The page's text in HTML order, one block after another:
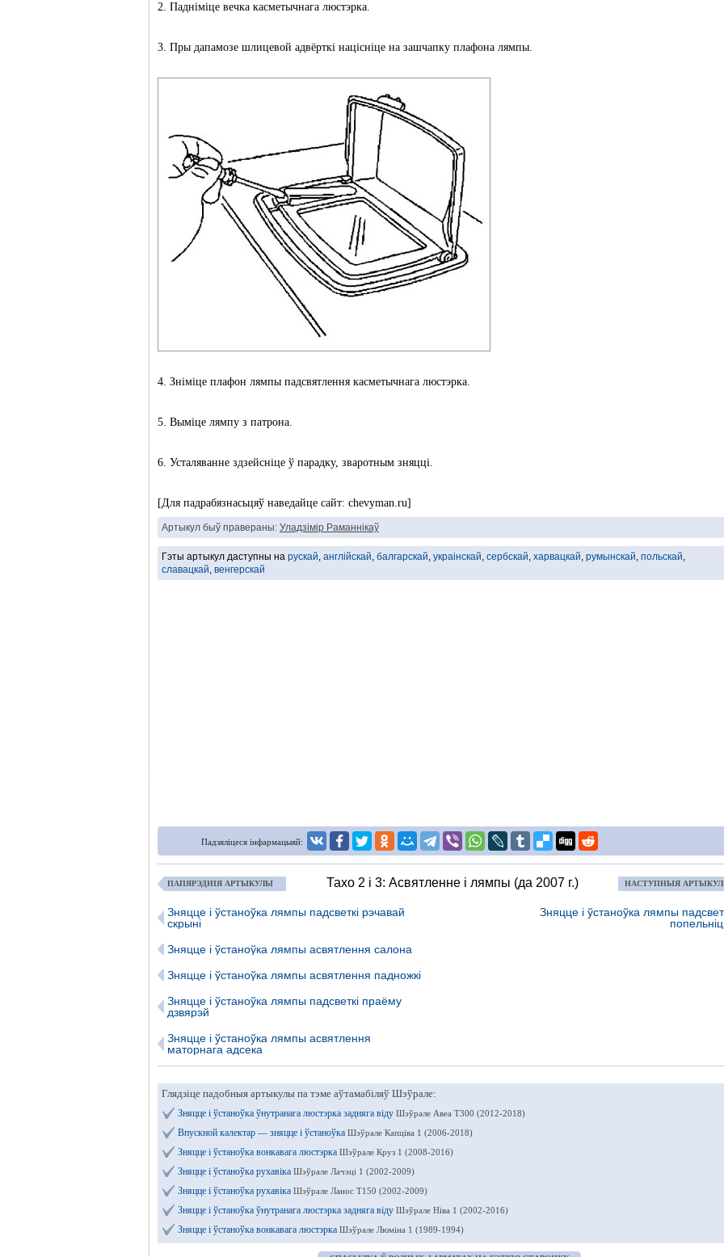
2. Падніміце вечка касметычнага люстэрка.
3. Пры дапамозе шлицевой адвёрткі націсніце на зашчапку плафона лямпы.
4. Зніміце плафон лямпы падсвятлення касметычнага люстэрка.
5. Выміце лямпу з патрона.
6. Усталяванне здзейсніце ў парадку, зваротным зняцці.
[Для падрабязнасьцяў наведайце сайт: chevyman.ru]
Артыкул быў правераны: Уладзімір Раманнікаў
Гэты артыкул даступны на рускай, англійскай, балгарскай, украінскай, сербскай, харвацкай, румынскай, польскай,
славацкай, венгерскай
Падзяліцеся інфармацыяй:
ПАПЯРЭДНІЯ АРТЫКУЛЫ Тахо 2 і 3: Асвятленне і лямпы (да 2007 г.) НАСТУПНЫЯ
Зняцце і ўстаноўка лямпы падсветкі рэчавай
скрыні
Зняцце і ўстаноўка лямпы асвятлення салона
Зняцце і ўстаноўка лямпы асвятлення падножкі
Зняцце і ўстаноўка лямпы падсветкі праёму
дзвярэй
Зняцце і ўстаноўка лямпы асвятлення
маторнага адсека
Зняцце і ўстаноўка лямпы
Глядзіце падобныя артыкулы па тэме аўтамабіляў Шэўрале:
Зняцце і ўстаноўка ўнутранага люстэрка задняга віду Шэўрале Авеа Т300 (2012-2018)
Впускной калектар — зняцце і ўстаноўка Шэўрале Капціва 1 (2006-2018)
Зняцце і ўстаноўка вонкавага люстэрка Шэўрале Круз 1 (2008-2016)
Зняцце і ўстаноўка рухавіка Шэўрале Лачэці 1 (2002-2009)
Зняцце і ўстаноўка рухавіка Шэўрале Ланос Т150 (2002-2009)
Зняцце і ўстаноўка ўнутранага люстэрка задняга віду Шэўрале Ніва 1 (2002-2016)
Зняцце і ўстаноўка вонкавага люстэрка Шэўрале Люміна 1 (1989-1994)